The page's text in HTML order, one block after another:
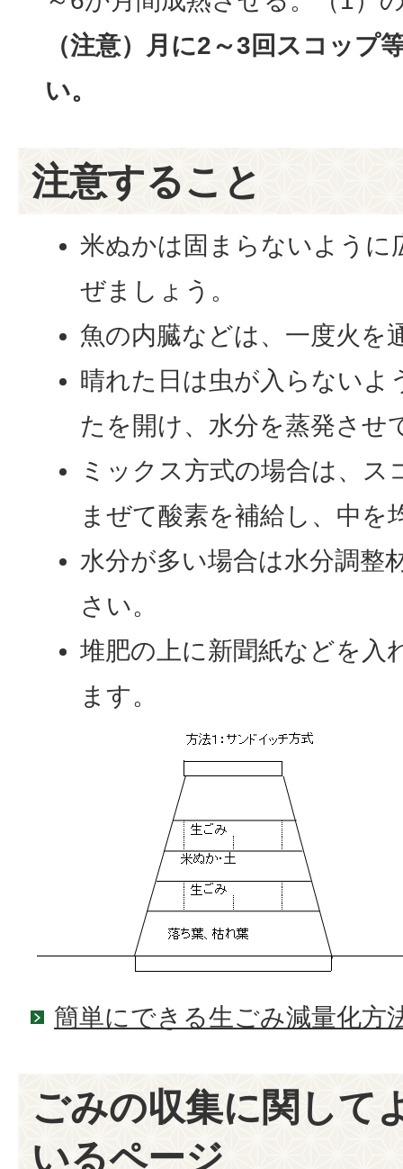
（注意）月に2～3回スコップ
い。
注意すること
米ぬかは固まらないように
ぜましょう。
魚の内臓などは、一度火を
晴れた日は虫が入らないよ
たを開け、水分を蒸発させ
ミックス方式の場合は、
まぜて酸素を補給し、中を
水分が多い場合は水分調整
さい。
堆肥の上に新聞紙などを入
ます。
簡単にできる生ごみ減量化方
ごみの収集に関して
いるページ